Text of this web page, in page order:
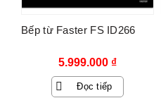
Bếp từ Faster FS ID266
5.999.000 ₫
Đọc tiếp